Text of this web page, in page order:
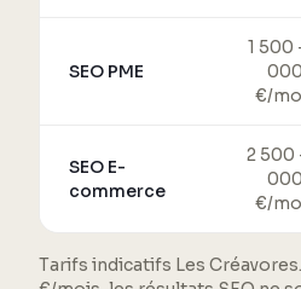
SEO PME
1 500
000
€/
SEO E-
commerce
2 500
000
€/
Tarifs indicatifs Les